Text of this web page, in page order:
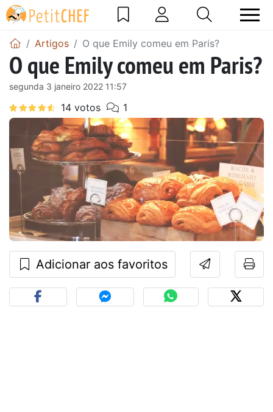
Artigos O que Emily comeu em Paris?
O que Emily comeu em Paris?
segunda 3 janeiro 2022 11:57
Adicionar aos favoritos